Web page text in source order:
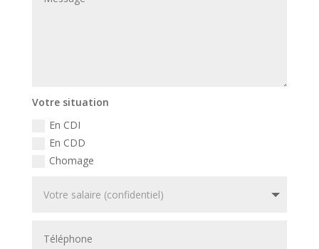
Votre situation
En CDI
En CDD
Chomage